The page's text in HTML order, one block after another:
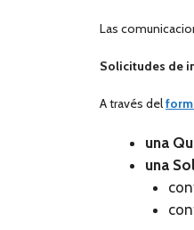
Las
Solicitudes de
A través del
una
una